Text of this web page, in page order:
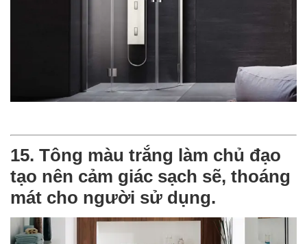
15. Tông màu trắng làm chủ đạo
tạo nên cảm giác sạch sẽ, thoáng
mát cho người sử dụng.